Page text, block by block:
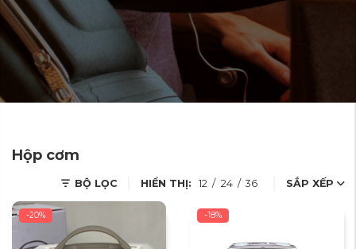
Hộp cơm
BỘ LỌC HIỂN THỊ: 12 / 24 / 36 SẮP XẾP
-20% -18%